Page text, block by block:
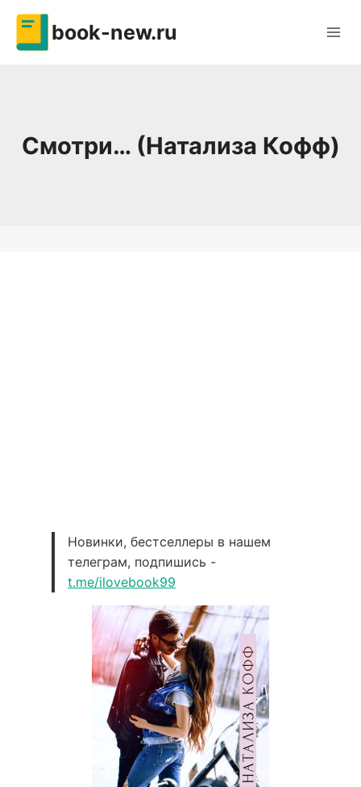
Перейти
содержимому
book-new.ru
Смотри… (Натализа Кофф)
Новинки, бестселлеры в нашем
телеграм, подпишись -
t.me/ilovebook99